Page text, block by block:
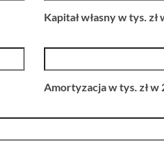
Kapitał własny w tys.
Amortyzacja w tys. zł w